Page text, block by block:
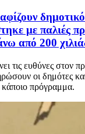
με παλιές
από 200
τις ευθύνες στον
οι δημότες
πρόγραμμα.